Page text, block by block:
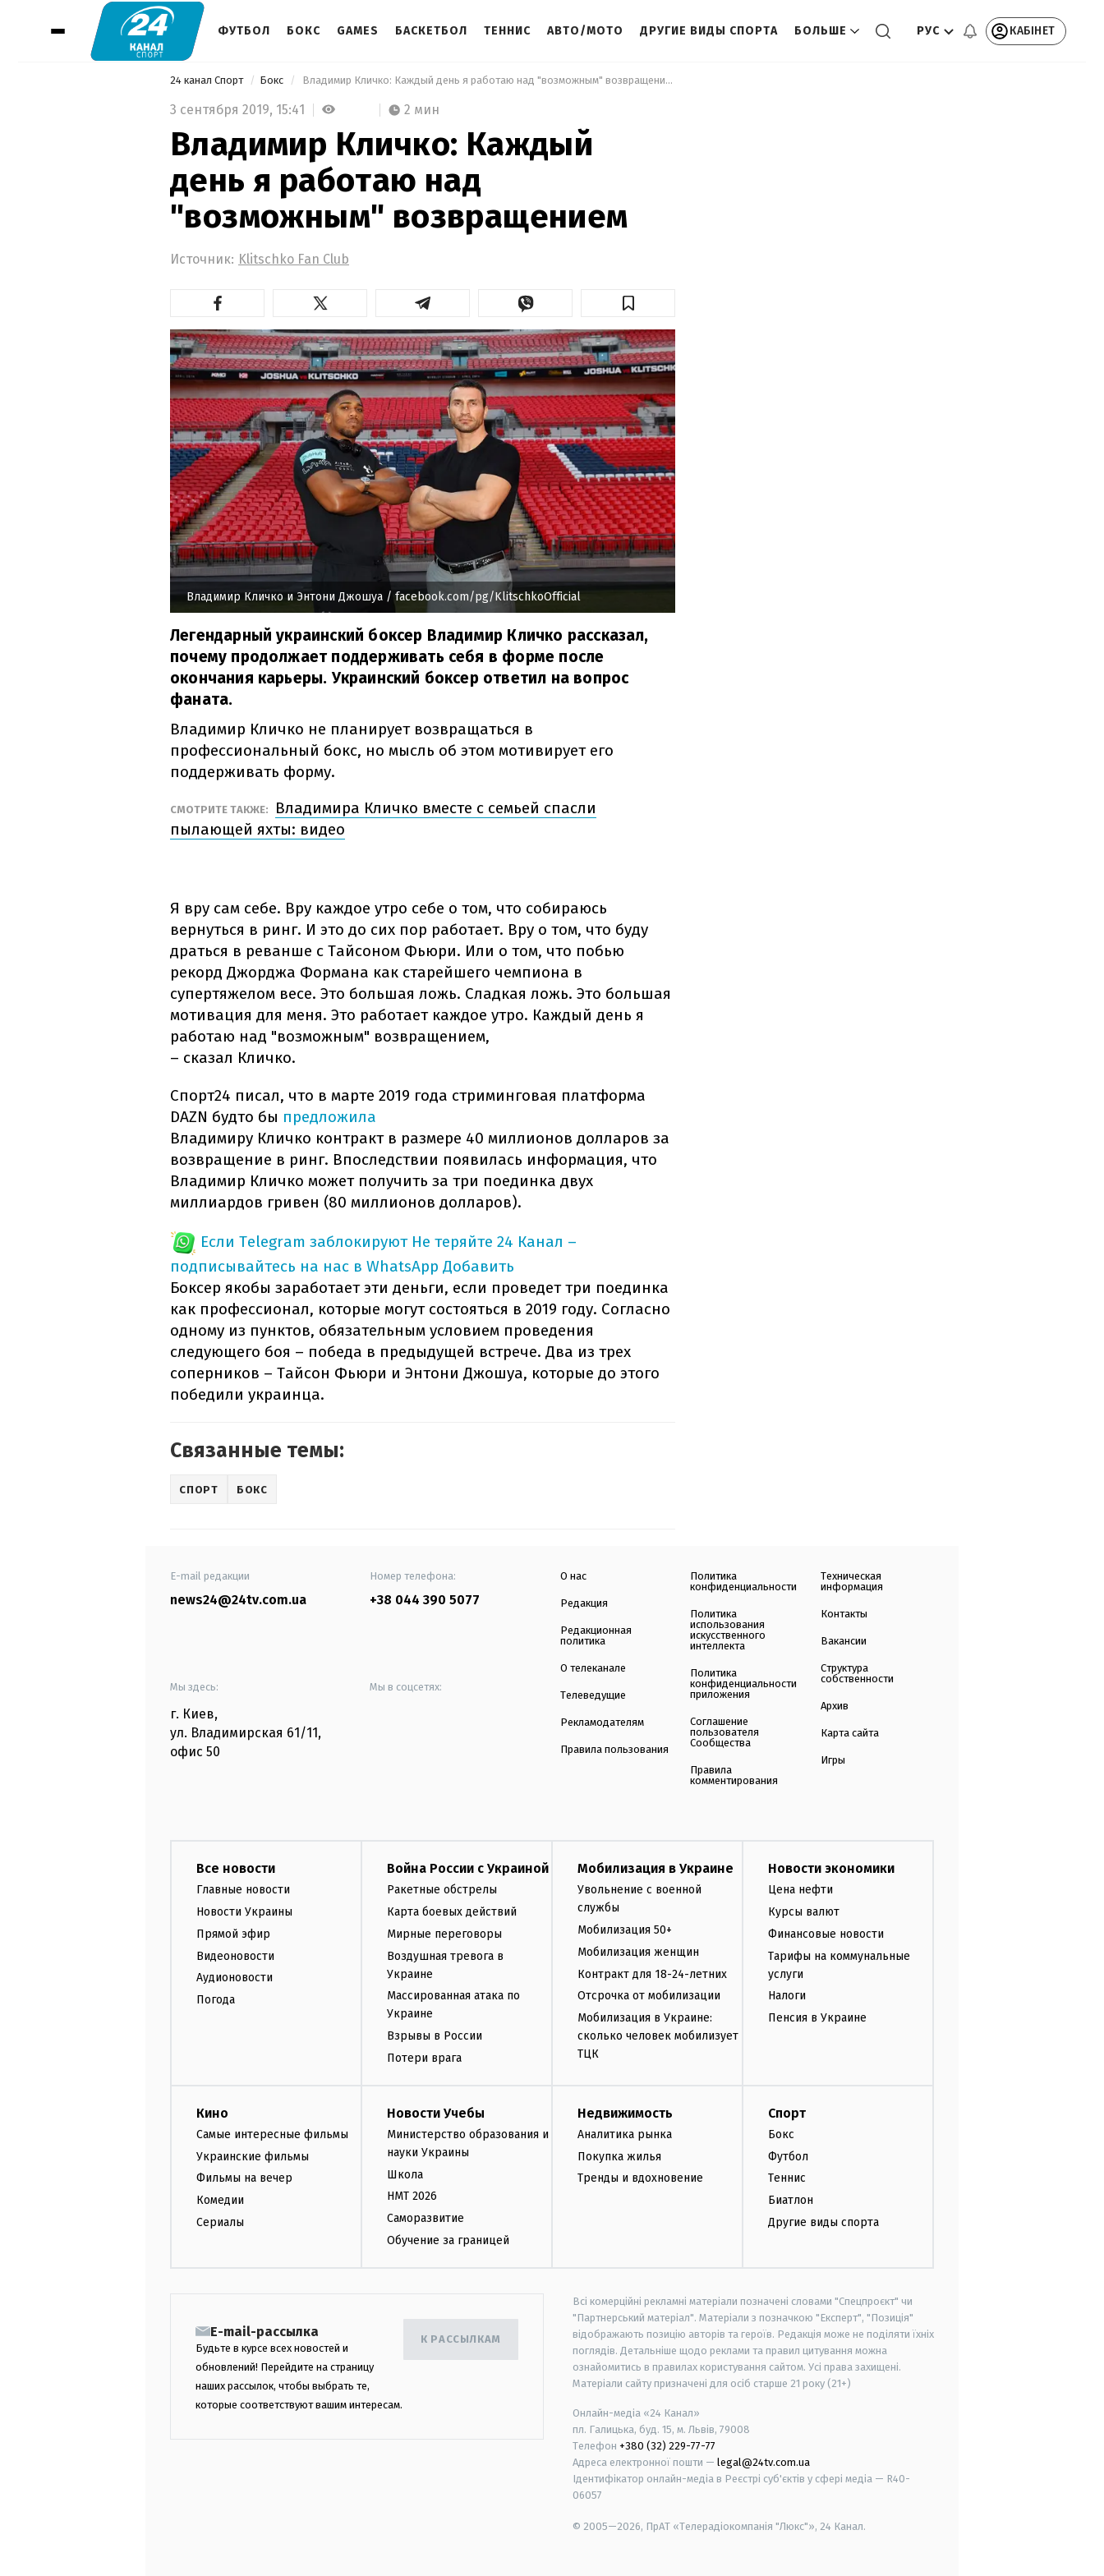
ФУТБОЛ БОКС GAMES БАСКЕТБОЛ ТЕННИС АВТО/МОТО ДРУГИЕ ВИДЫ СПОРТА БОЛЬШЕ РУС КАБІНЕТ
24 канал Спорт Бокс Владимир Кличко: Каждый день я работаю над "возможным" возвращением
3 сентября 2019, 15:41 2 мин
Владимир Кличко: Каждый
день я работаю над
"возможным" возвращением
Источник: Klitschko Fan Club
Владимир Кличко и Энтони Джошуа / facebook.com/pg/KlitschkoOfficial
Легендарный украинский боксер Владимир Кличко рассказал,
почему продолжает поддерживать себя в форме после
окончания карьеры. Украинский боксер ответил на вопрос
фаната.
Владимир Кличко не планирует возвращаться в
профессиональный бокс, но мысль об этом мотивирует его
поддерживать форму.
СМОТРИТЕ ТАКЖЕ:
Владимира Кличко вместе с семьей спасли
пылающей яхты: видео
Я вру сам себе. Вру каждое утро себе о том, что собираюсь
вернуться в ринг. И это до сих пор работает. Вру о том, что буду
драться в реванше с Тайсоном Фьюри. Или о том, что побью
рекорд Джорджа Формана как старейшего чемпиона в
супертяжелом весе. Это большая ложь. Сладкая ложь. Это большая
мотивация для меня. Это работает каждое утро. Каждый день я
работаю над "возможным" возвращением,
– сказал Кличко.
Спорт24 писал, что в марте 2019 года стриминговая платформа
DAZN будто бы предложила
Владимиру Кличко контракт в размере 40 миллионов долларов за
возвращение в ринг. Впоследствии появилась информация, что
Владимир Кличко может получить за три поединка двух
миллиардов гривен (80 миллионов долларов).
Если Telegram заблокируют Не теряйте 24 Канал –
подписывайтесь на нас в WhatsApp Добавить
Боксер якобы заработает эти деньги, если проведет три поединка
как профессионал, которые могут состояться в 2019 году. Согласно
одному из пунктов, обязательным условием проведения
следующего боя – победа в предыдущей встрече. Два из трех
соперников – Тайсон Фьюри и Энтони Джошуа, которые до этого
победили украинца.
Связанные темы:
СПОРТ БОКС
E-mail редакции
news24@24tv.com.ua
Номер телефона:
+38 044 390 5077
Мы здесь:
г. Киев,
ул. Владимирская 61/11,
офис 50
Мы в соцсетях:
О нас
Редакция
Редакционная
политика
О телеканале
Телеведущие
Рекламодателям
Правила пользования
Политика
конфиденциальности
Политика
использования
искусственного
интеллекта
Политика
конфиденциальности
приложения
Соглашение
пользователя
Сообщества
Правила
комментирования
Техническая
информация
Контакты
Вакансии
Структура
собственности
Архив
Карта сайта
Игры
Все новости
Главные новости
Новости Украины
Прямой эфир
Видеоновости
Аудионовости
Погода
Война России с Украиной
Ракетные обстрелы
Карта боевых действий
Мирные переговоры
Воздушная тревога в
Украине
Массированная атака по
Украине
Взрывы в России
Потери врага
Мобилизация в Украине
Увольнение с военной
службы
Мобилизация 50+
Мобилизация женщин
Контракт для 18-24-летних
Отсрочка от мобилизации
Мобилизация в Украине:
сколько человек мобилизует
ТЦК
Новости экономики
Цена нефти
Курсы валют
Финансовые новости
Тарифы на коммунальные
услуги
Налоги
Пенсия в Украине
Кино
Самые интересные фильмы
Украинские фильмы
Фильмы на вечер
Комедии
Сериалы
Новости Учебы
Министерство образования и
науки Украины
Школа
НМТ 2026
Саморазвитие
Обучение за границей
Недвижимость
Аналитика рынка
Покупка жилья
Тренды и вдохновение
Спорт
Бокс
Футбол
Теннис
Биатлон
Другие виды спорта
E-mail-рассылка
Будьте в курсе всех новостей и
обновлений! Перейдите на страницу
наших рассылок, чтобы выбрать те,
которые соответствуют вашим интересам.
К РАССЫЛКАМ
Всі комерційні рекламні матеріали позначені словами "Спецпроєкт" чи
"Партнерський матеріал". Матеріали з позначкою "Експерт", "Позиція"
відображають позицію авторів та героїв. Редакція може не поділяти їхніх
поглядів. Детальніше щодо реклами та правил цитування можна
ознайомитись в правилах користування сайтом. Усі права захищені.
Матеріали сайту призначені для осіб старше 21 року (21+)
Онлайн-медіа «24 Канал»
пл. Галицька, буд. 15, м. Львів, 79008
Телефон +380 (32) 229-77-77
Адреса електронної пошти — legal@24tv.com.ua
Ідентифікатор онлайн-медіа в Реєстрі суб'єктів у сфері медіа — R40-
06057
© 2005—2026, ПрАТ «Телерадіокомпанія "Люкс"», 24 Канал.